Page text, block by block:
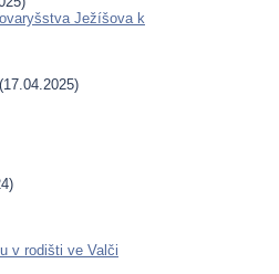
Ježíšova k
(17.04.2025)
v rodišti ve Valči